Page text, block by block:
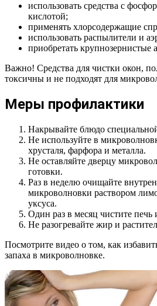
использовать средства с
кислотой;
применять хлорсодержащие
использовать распылители и
приобретать крупнозернистые
Важно! Средства для чистки окон,
токсичны и не подходят для
Меры профилактики
Накрывайте блюдо
Не используйте в
хрусталя, фарфора и металла.
Не оставляйте дверцу
готовки.
Раз в неделю очищайте
микроволновки раствором
уксуса.
Один раз в месяц чистите печь
Не разогревайте жир и
Посмотрите видео о том, как
запаха в микроволновке.